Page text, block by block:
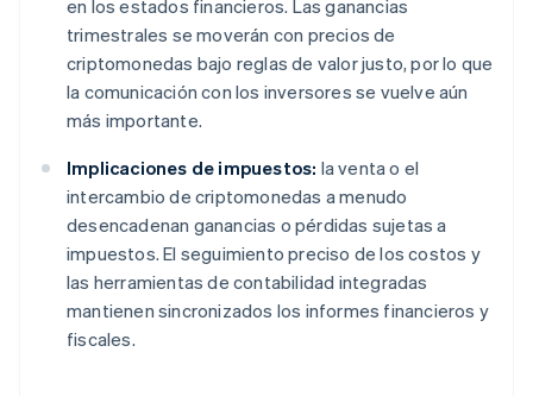
en los estados financieros. Las ganancias
trimestrales se moverán con precios de
criptomonedas bajo reglas de valor justo, por lo que
la comunicación con los inversores se vuelve aún
más importante.
Implicaciones de impuestos: la venta o el
intercambio de criptomonedas a menudo
desencadenan ganancias o pérdidas sujetas a
impuestos. El seguimiento preciso de los costos y
las herramientas de contabilidad integradas
mantienen sincronizados los informes financieros y
fiscales.